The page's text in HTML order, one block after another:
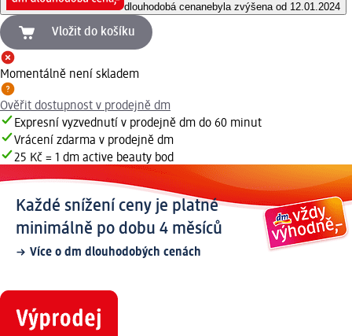
dlouhodobá cenanebyla zvýšena od 12.01.2024
Vložit do košíku
Momentálně není skladem
Ověřit dostupnost v prodejně dm
Expresní vyzvednutí v prodejně dm do 60 minut
Vrácení zdarma v prodejně dm
25 Kč = 1 dm active beauty bod
Každé snížení ceny je platné
minimálně po dobu 4 měsíců
Více o dm dlouhodobých cenách